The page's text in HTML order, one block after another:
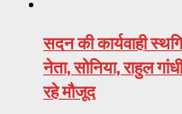
सदन की कार्यवाही
नेता, सोनिया, राहुल
रहे मौजूद